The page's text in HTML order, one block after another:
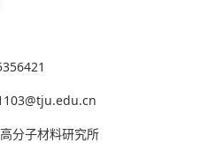
分子材料研究所